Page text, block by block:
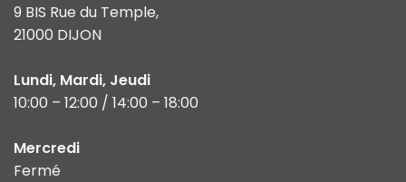
9 BIS Rue du Temple,
21000 DIJON
Lundi, Mardi, Jeudi
10:00 – 12:00 / 14:00 – 18:00
Mercredi
Fermé